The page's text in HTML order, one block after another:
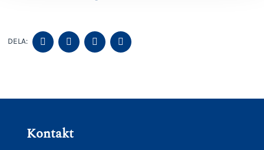
DELA:
DELA
PÅ
DELA
PÅ
DELA
PÅ
DELA
PÅ
Kontakt